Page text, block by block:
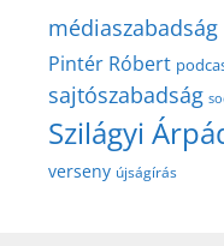
médiaszabadság
Pintér Róbert
sajtószabadság
Szilágyi
verseny újságírás